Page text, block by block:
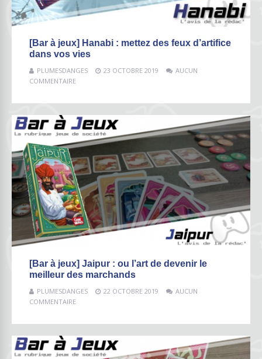
[Bar à jeux] Hanabi : mettez des feux d’artifice
dans vos vies
PLUMESDANGES 23 OCTOBRE 2019
AUCUN
COMMENTAIRE
[Bar à jeux] Jaipur : ou l’art de devenir le
meilleur des marchands
PLUMESDANGES 22 OCTOBRE 2019
AUCUN
COMMENTAIRE